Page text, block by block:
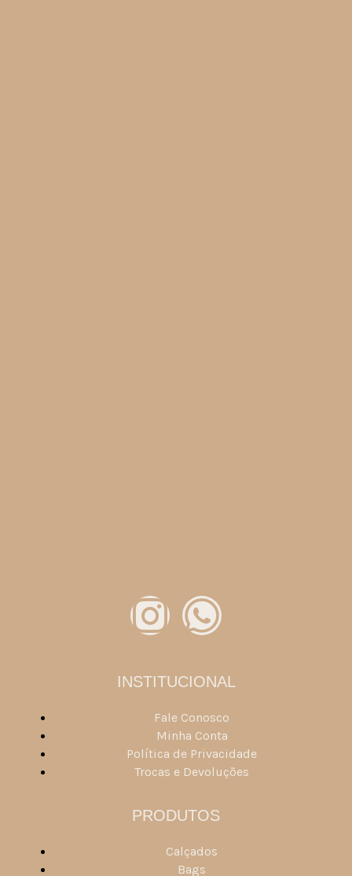
INSTITUCIONAL
Fale Conosco
Minha Conta
Política de Privacidade
Trocas e Devoluções
PRODUTOS
Calçados
Bags